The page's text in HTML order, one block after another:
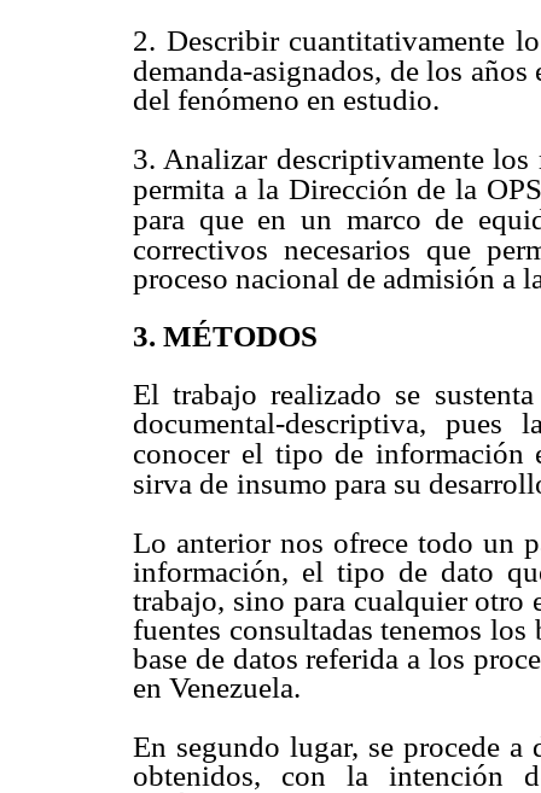
2. Describir cuantitativamente
demanda-asignados, de los
del fenómeno en estudio.
3. Analizar descriptivamente
permita a la Dirección de la
para que en un marco de
correctivos necesarios que
proceso nacional de admisión a
3. MÉTODOS
El trabajo realizado se
documental-descriptiva,
conocer el tipo de información
sirva de insumo para su
Lo anterior nos ofrece todo un
información, el tipo de dato
trabajo, sino para cualquier otro
fuentes consultadas tenemos
base de datos referida a los
en Venezuela.
En segundo lugar, se procede
obtenidos, con la intención